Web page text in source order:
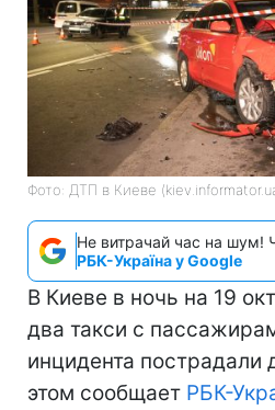
Фото: ДТП в Киеве
Не витрачай час на шум!
РБК-Україна у Google
В Киеве в ночь на 19
два такси с
инцидента пострадали
этом сообщает РБК-